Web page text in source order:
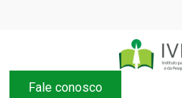
Fale conosco